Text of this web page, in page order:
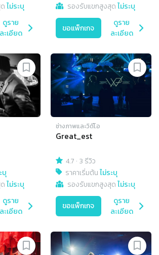
ไม่ระบุ
ดูราย
ละเอียด
รองรับแขกสูงสุดไม่ระบุ
ขอแพ็กเกจ
ดูราย
ละเอียด
บุ
ไม่ระบุ
ดูราย
ละเอียด
ช่างภาพและวิดีโอ
Great_est
4.7 · 3 รีวิว
ราคาเริ่มต้นไม่ระบุ
รองรับแขกสูงสุดไม่ระบุ
ขอแพ็กเกจ
ดูราย
ละเอียด